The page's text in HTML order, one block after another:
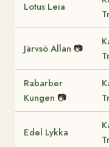
Lotus Leia
Järvsö Allan 📷
Rabarber
Kungen 📷
Edel Lykka